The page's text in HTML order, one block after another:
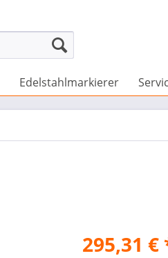
Edelstahlmarkierer
295,31 €